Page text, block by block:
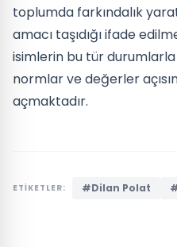
toplumda farkındalık
amacı taşıdığı ifade
isimlerin bu tür durumlarla
normlar ve değerler
açmaktadır.
ETİKETLER: #Dilan Polat